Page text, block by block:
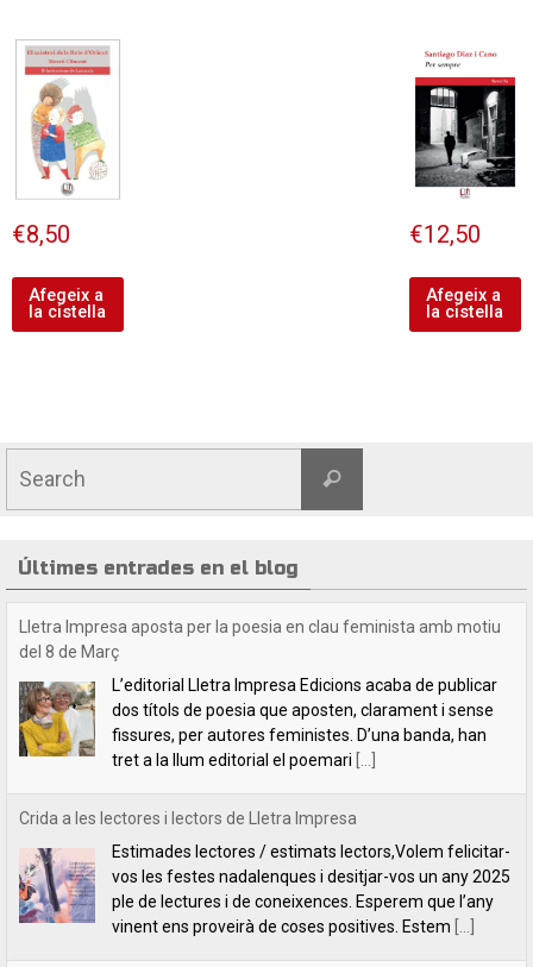
€8,50
Afegeix a
la cistella
€12,50
Afegeix a
la cistella
Últimes entrades en el blog
Crida a les lectores i lectors de Lletra Impresa
Estimades lectores / estimats lectors,Volem felicitar-
vos les festes nadalenques i desitjar-vos un any 2025
ple de lectures i de coneixences. Esperem que l’any
vinent ens proveirà de coses positives. Estem [...]
Indilletres, una cita indefugible
Aquest cap de setmana hem estat a la Bisbal
d’Empordà, a la fira del llibre Indilletres. És la cinquena
vegada que hi participem. De Gandia –el bressol dels
clàssics de[...]
Lletra Impresa Edicions participa en la 28 edició de la Fira del Llibre